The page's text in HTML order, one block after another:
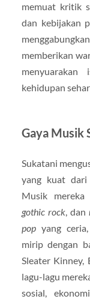
memuat kritik
dan kebijakan
memberikan
kehidupan
Gaya Musik
Sukatani
yang kuat dari
Musik
gothic rock, dan
popyang ceria,
mirip dengan
Sleater Kinney,
lagu-lagu
sosial,